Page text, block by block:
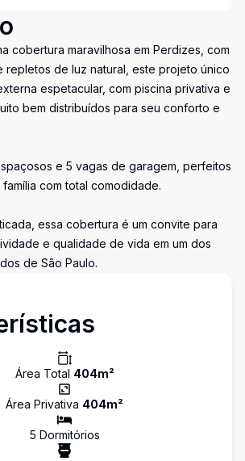
cobertura maravilhosa em Perdizes, com
repletos de luz natural, este projeto único
espetacular, com piscina privativa e
bem distribuídos para seu conforto e
e 5 vagas de garagem, perfeitos
com total comodidade.
essa cobertura é um convite para
e qualidade de vida em um dos
de São Paulo.
Área Total 404m²
Área Privativa 404m²
5 Dormitórios